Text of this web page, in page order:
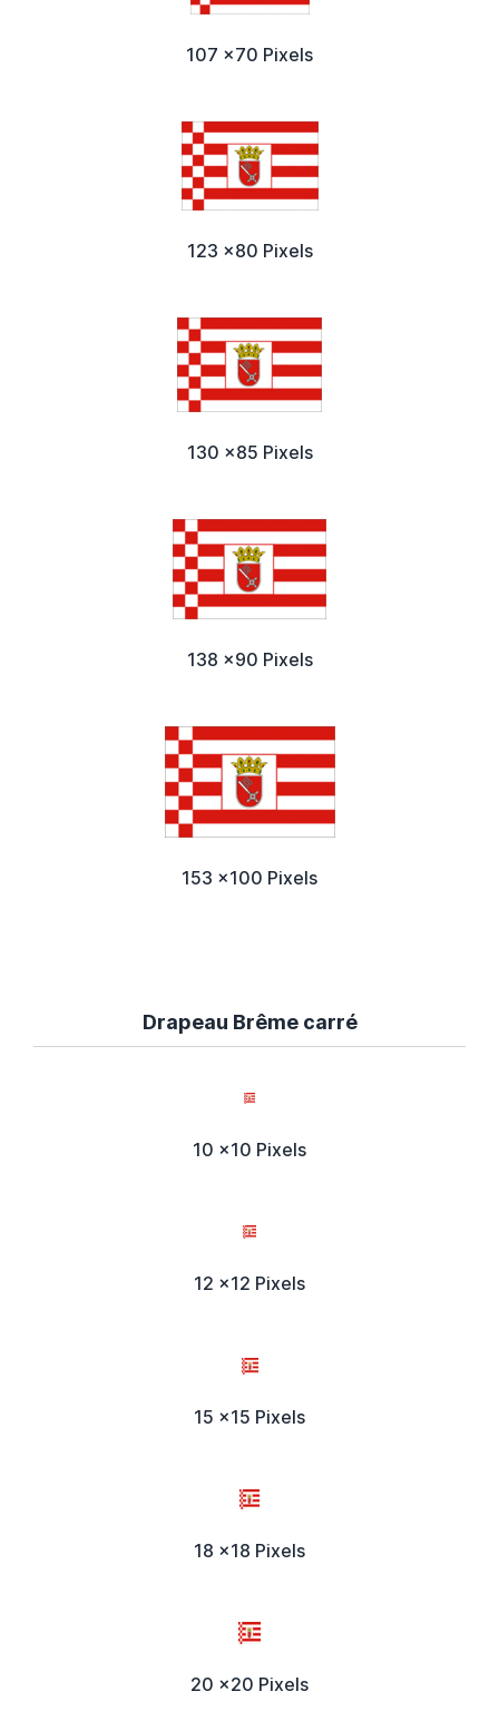
107 x70 Pixels
123 x80 Pixels
130 x85 Pixels
138 x90 Pixels
153 x100 Pixels
Drapeau Brême carré
10 x10 Pixels
12 x12 Pixels
15 x15 Pixels
18 x18 Pixels
20 x20 Pixels